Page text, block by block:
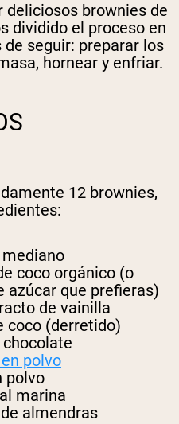
deliciosos brownies de
dividido el proceso en
seguir: preparar los
hornear y enfriar.
12 brownies,
coco orgánico (o
azúcar que prefieras)
de vainilla
coco (derretido)
polvo
polvo
marina
almendras